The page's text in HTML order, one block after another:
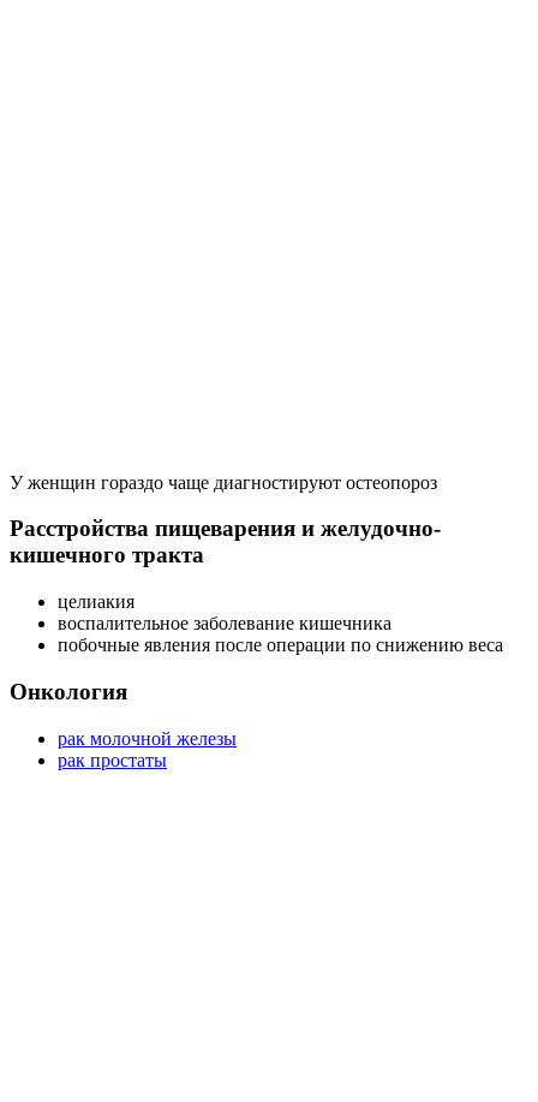
У женщин гораздо чаще диагностируют остеопороз
Расстройства пищеварения и желудочно-
кишечного тракта
целиакия
воспалительное заболевание кишечника
побочные явления после операции по снижению веса
Онкология
рак молочной железы
рак простаты